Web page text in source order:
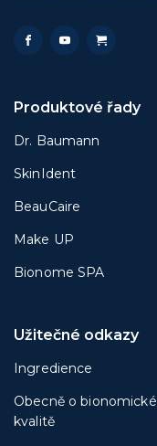
Produktové řady
Dr. Baumann
SkinIdent
BeauCaire
Make UP
Bionome SPA
Užitečné odkazy
Ingredience
Obecně o bionomické
kvalitě